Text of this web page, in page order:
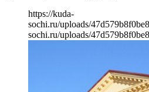
https://kuda-
sochi.ru/uploads/
sochi.ru/uploads/